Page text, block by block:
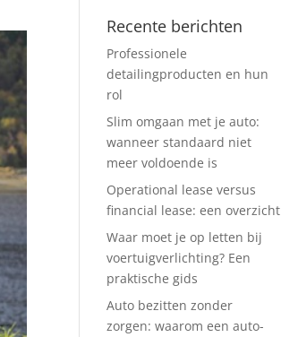
Recente berichten
Professionele
detailingproducten en hun
rol
Slim omgaan met je auto:
wanneer standaard niet
meer voldoende is
Operational lease versus
financial lease: een overzicht
Waar moet je op letten bij
voertuigverlichting? Een
praktische gids
Auto bezitten zonder
zorgen: waarom een auto-